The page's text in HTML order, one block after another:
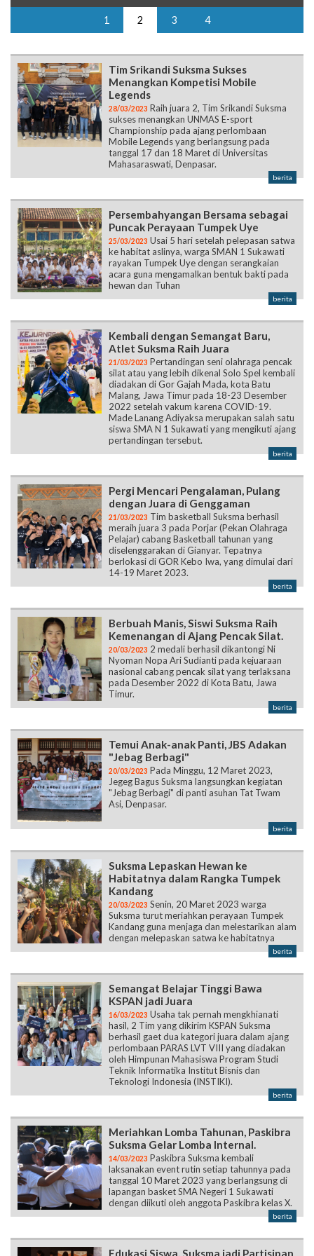
1 2 3 4
Tim Srikandi Suksma Sukses
Menangkan Kompetisi Mobile
Legends
28/03/2023 Raih juara 2, Tim Srikandi Suksma
sukses menangkan UNMAS E-sport
Championship pada ajang perlombaan
Mobile Legends yang berlangsung pada
tanggal 17 dan 18 Maret di Universitas
Mahasaraswati, Denpasar.
berita
Persembahyangan Bersama sebagai
Puncak Perayaan Tumpek Uye
25/03/2023 Usai 5 hari setelah pelepasan satwa
ke habitat aslinya, warga SMAN 1 Sukawati
rayakan Tumpek Uye dengan serangkaian
acara guna mengamalkan bentuk bakti pada
hewan dan Tuhan
berita
Kembali dengan Semangat Baru,
Atlet Suksma Raih Juara
21/03/2023 Pertandingan seni olahraga pencak
silat atau yang lebih dikenal Solo Spel kembali
diadakan di Gor Gajah Mada, kota Batu
Malang, Jawa Timur pada 18-23 Desember
2022 setelah vakum karena COVID-19.
Made Lanang Adiyaksa merupakan salah satu
siswa SMA N 1 Sukawati yang mengikuti ajang
pertandingan tersebut.
berita
Pergi Mencari Pengalaman, Pulang
dengan Juara di Genggaman
21/03/2023 Tim basketball Suksma berhasil
meraih juara 3 pada Porjar (Pekan Olahraga
Pelajar) cabang Basketball tahunan yang
diselenggarakan di Gianyar. Tepatnya
berlokasi di GOR Kebo Iwa, yang dimulai dari
14-19 Maret 2023.
berita
Berbuah Manis, Siswi Suksma Raih
Kemenangan di Ajang Pencak Silat.
20/03/2023 2 medali berhasil dikantongi Ni
Nyoman Nopa Ari Sudianti pada kejuaraan
nasional cabang pencak silat yang terlaksana
pada Desember 2022 di Kota Batu, Jawa
Timur.
berita
Temui Anak-anak Panti, JBS Adakan
"Jebag Berbagi"
20/03/2023 Pada Minggu, 12 Maret 2023,
Jegeg Bagus Suksma langsungkan kegiatan
"Jebag Berbagi" di panti asuhan Tat Twam
Asi, Denpasar.
berita
Suksma Lepaskan Hewan ke
Habitatnya dalam Rangka Tumpek
Kandang
20/03/2023 Senin, 20 Maret 2023 warga
Suksma turut meriahkan perayaan Tumpek
Kandang guna menjaga dan melestarikan alam
dengan melepaskan satwa ke habitatnya
berita
Semangat Belajar Tinggi Bawa
KSPAN jadi Juara
16/03/2023 Usaha tak pernah mengkhianati
hasil, 2 Tim yang dikirim KSPAN Suksma
berhasil gaet dua kategori juara dalam ajang
perlombaan PARAS LVT VIII yang diadakan
oleh Himpunan Mahasiswa Program Studi
Teknik Informatika Institut Bisnis dan
Teknologi Indonesia (INSTIKI).
berita
Meriahkan Lomba Tahunan, Paskibra
Suksma Gelar Lomba Internal.
14/03/2023 Paskibra Suksma kembali
laksanakan event rutin setiap tahunnya pada
tanggal 10 Maret 2023 yang berlangsung di
lapangan basket SMA Negeri 1 Sukawati
dengan diikuti oleh anggota Paskibra kelas X.
berita
Edukasi Siswa, Suksma jadi Partisipan